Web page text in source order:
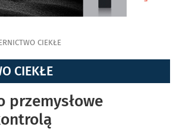
CIEKŁE
CIEKŁE
przemysłowe